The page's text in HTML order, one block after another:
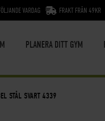
VARDAG FRAKT FRÅN 49KR
PLANERA DITT GYM
STÅL SVART 4339